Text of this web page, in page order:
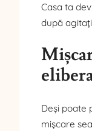
Casa ta
după
Deși poate
mișcare